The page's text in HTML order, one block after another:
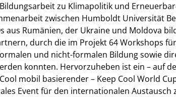
zu Klimapolitik und
zwischen Humboldt Universität
aus Rumänien, der Ukraine und Moldova
durch die im Projekt 64 Workshops für
und nicht-formalen Bildung sowie
konnten. Hervorzuheben ist ein – auf
mobil basierender – Keep Cool World
Event für den internationalen Austausch